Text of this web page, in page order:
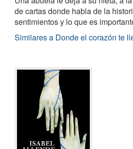
de cartas donde habla de la
sentimientos y lo que es
Similares a Donde el corazón te